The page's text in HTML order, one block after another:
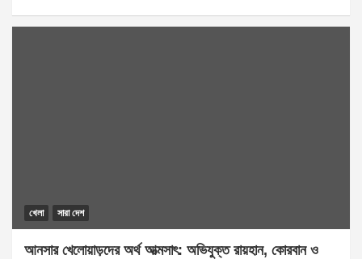
খেলা সারা দেশ
আনসার খেলোয়াড়দের অর্থ আত্মসাৎ: অভিযুক্ত রায়হান, কোরবান ও